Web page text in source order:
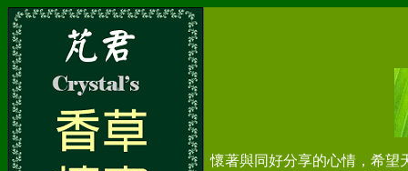
懷著與同好分享的心情，希望